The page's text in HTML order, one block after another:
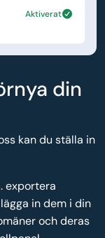
Aktiverat
din
kan du ställa in
exportera
in dem i din
och deras